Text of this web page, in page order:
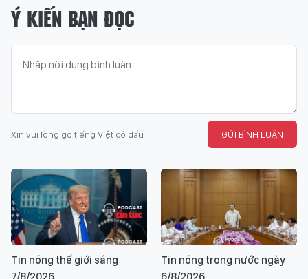
Ý KIẾN BẠN ĐỌC
Xin vui lòng gõ tiếng Việt có dấu GỬI BÌNH LUẬN
Tin nóng thế giới sáng
Tin nóng trong nước ngày